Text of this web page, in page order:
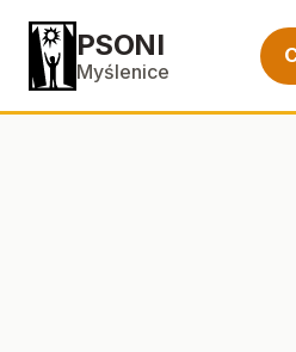
PSONI
Myślenice